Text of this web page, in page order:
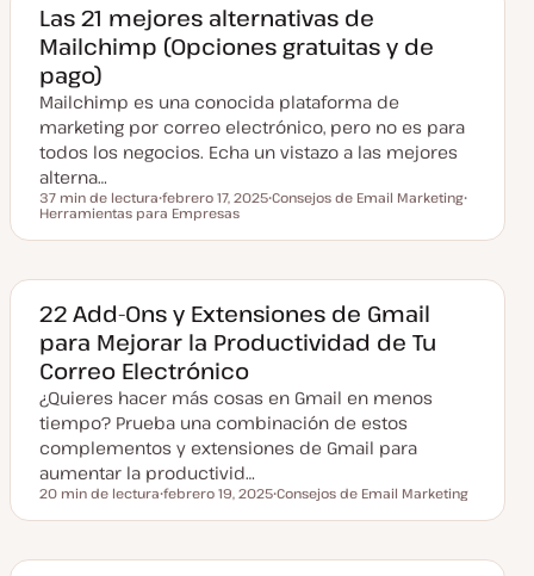
c
t
u
a
z
d
a
Las 21 mejores alternativas de
Mailchimp (Opciones gratuitas y de
pago)
Mailchimp es una conocida plataforma de
marketing por correo electrónico, pero no es para
todos los negocios. Echa un vistazo a las mejores
alterna…
Tiempo de lectura
37 min de lectura
F
c
a
c
t
u
a
l
i
z
d
a
febrero 17, 2025
m
Consejos de Email Marketing
m
Herramientas para Empresas
22 Add-Ons y Extensiones de Gmail
para Mejorar la Productividad de Tu
Correo Electrónico
¿Quieres hacer más cosas en Gmail en menos
tiempo? Prueba una combinación de estos
complementos y extensiones de Gmail para
aumentar la productivid…
Tiempo de lectura
20 min de lectura
e
h
febrero 19, 2025
e
a
Consejos de Email Marketing